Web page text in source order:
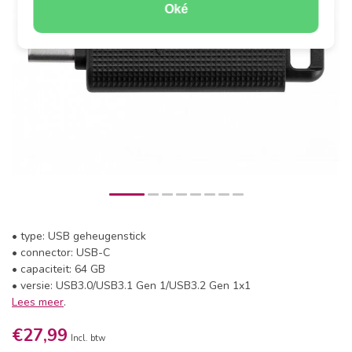
Oké
• type: USB geheugenstick
• connector: USB-C
• capaciteit: 64 GB
• versie: USB3.0/USB3.1 Gen 1/USB3.2 Gen 1x1
Lees meer.
€27,99 Incl. btw